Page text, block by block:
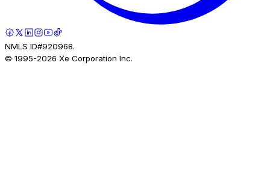
NMLS ID#920968.
© 1995-2026 Xe Corporation Inc.